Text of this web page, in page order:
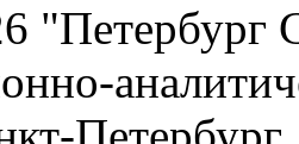
"Петербург